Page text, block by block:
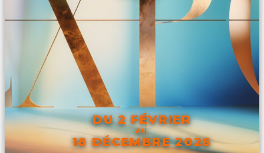
DU 2 FÉVRIER
AU
18 DÉCEMBRE 2026